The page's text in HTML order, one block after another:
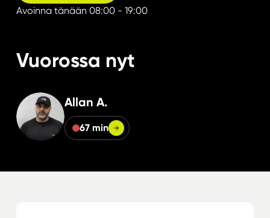
Avoinna tänään 08:00 - 19:00
Vuorossa nyt
Allan A.
67 min